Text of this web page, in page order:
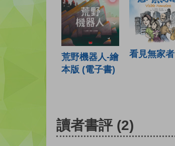
荒野機器人-繪
本版 (電子書)
看見無家者
讀者書評 (2)